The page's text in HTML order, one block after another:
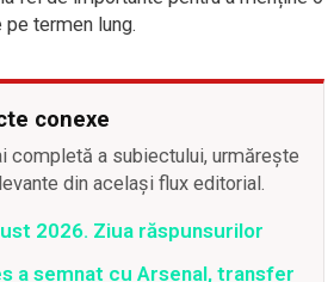
termen lung.
conexe
completă a subiectului, urmărește
din același flux editorial.
2026. Ziua răspunsurilor
a semnat cu Arsenal, transfer